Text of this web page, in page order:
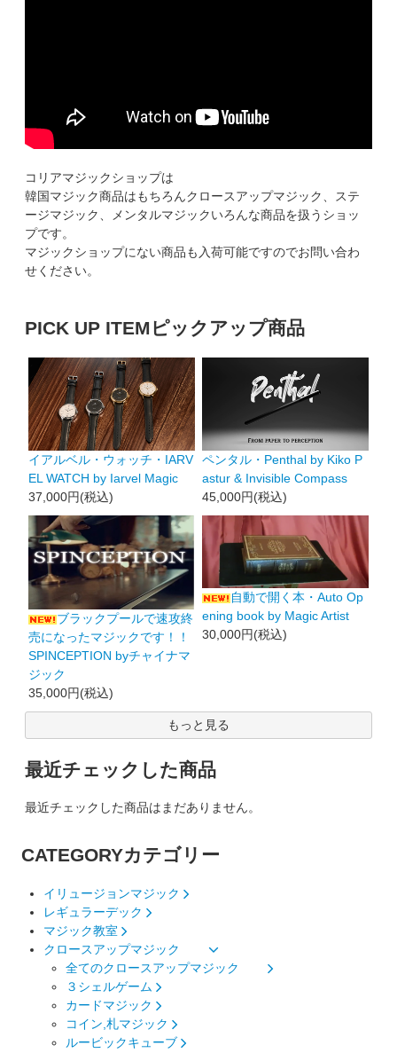
コリアマジックショップは
韓国マジック商品はもちろんクロースアップマジック、ステ
ージマジック、メンタルマジックいろんな商品を扱うショッ
プです。
マジックショップにない商品も入荷可能ですのでお問い合わ
せください。
PICK UP ITEM ピックアップ商品
イアルベル・ウォッチ・IARV
EL WATCH by Iarvel Magic
37,000円(税込)
ペンタル・Penthal by Kiko P
astur & Invisible Compass
45,000円(税込)
ブラックプールで速攻終
売になったマジックです！！
SPINCEPTION byチャイナマ
ジック
35,000円(税込)
自動で開く本・Auto Op
ening book by Magic Artist
30,000円(税込)
もっと見る
最近チェックした商品
最近チェックした商品はまだありません。
CATEGORYカテゴリー
イリュージョンマジック
レギュラーデック
マジック教室
クロースアップマジック
全てのクロースアップマジック
３シェルゲーム
カードマジック
コイン,札マジック
ルービックキューブ